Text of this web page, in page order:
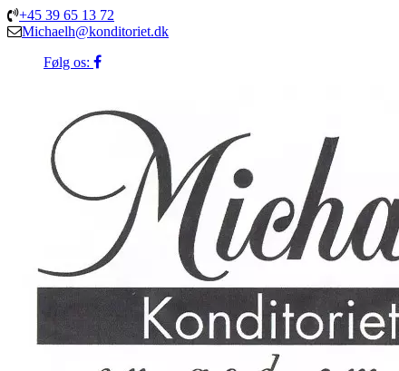
+45 39 65 13 72
Michaelh@konditoriet.dk
Følg os: